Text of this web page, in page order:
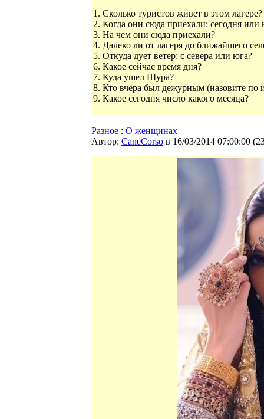
1. Сколько туристов живет в этом лагере?
2. Когда они сюда приехали: сегодня или
3. На чем они сюда приехали?
4. Далеко ли от лагеря до ближайшего
5. Откуда дует ветер: с севера или юга?
6. Какое сейчас время дня?
7. Куда ушел Шура?
8. Кто вчера был дежурным (назовите по
9. Какое сегодня число какого месяца?
Разное : О женщинах
Автор: CaneCorso в 16/03/2014 07:00:00 (